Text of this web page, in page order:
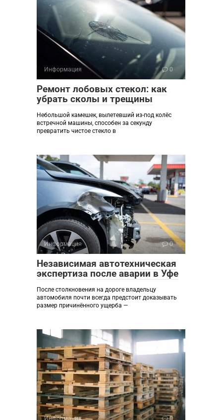
Информация 0
Ремонт лобовых стекол: как
убрать сколы и трещины
Небольшой камешек, вылетевший из-под колёс
встречной машины, способен за секунду
превратить чистое стекло в
Информация 0
Независимая автотехническая
экспертиза после аварии в Уфе
После столкновения на дороге владельцу
автомобиля почти всегда предстоит доказывать
размер причинённого ущерба —
Информация 0